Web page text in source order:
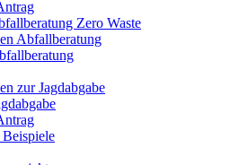
Zero Waste
Abfallberatung
zur Jagdabgabe